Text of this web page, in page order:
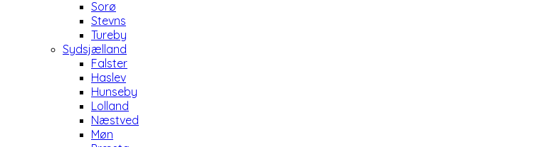
Sorø
Stevns
Tureby
Sydsjælland
Falster
Haslev
Hunseby
Lolland
Næstved
Møn